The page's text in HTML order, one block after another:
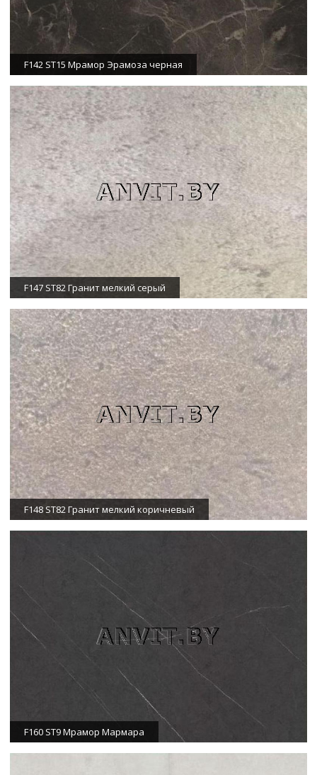
F142 ST15 Мрамор Эрамоза черная
F147 ST82 Гранит мелкий серый
F148 ST82 Гранит мелкий коричневый
F160 ST9 Мрамор Мармара